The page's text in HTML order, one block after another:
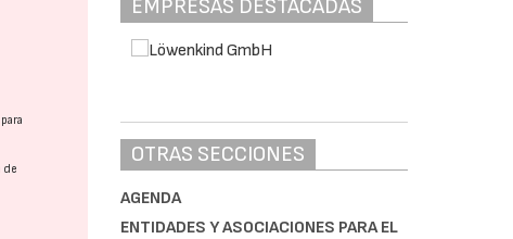
de
EMPRESAS DESTACADAS
OTRAS SECCIONES
AGENDA
ENTIDADES Y ASOCIACIONES PARA EL